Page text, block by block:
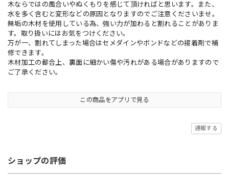
木ならではの風合いやぬくもりを感じて頂ければと思います。また、
水を多く含むと変形などの原因となりますのでご注意くださいませ。
無垢の木材を使用している為、強い力が加わると割れることがありま
す。取り扱いにはお気をつけください。
万が一、割れてしまった場合はセメダインやボンドなどの接着剤で補
修できます。
木材加工の都合上、裏面に細かい傷や汚れがある場合がありますので
ご了承ください。
この商品をアプリで見る
通報する
ショップの評価